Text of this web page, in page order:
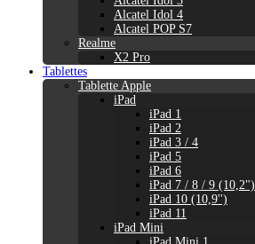
Alcatel Idol 4
Alcatel POP S7
Realme
X2 Pro
Tablettes
Tablette Apple
iPad
iPad 1
iPad 2
iPad 3 / 4
iPad 5
iPad 6
iPad 7 / 8 / 9 (10,2")
iPad 10 (10,9'')
iPad 11
iPad Mini